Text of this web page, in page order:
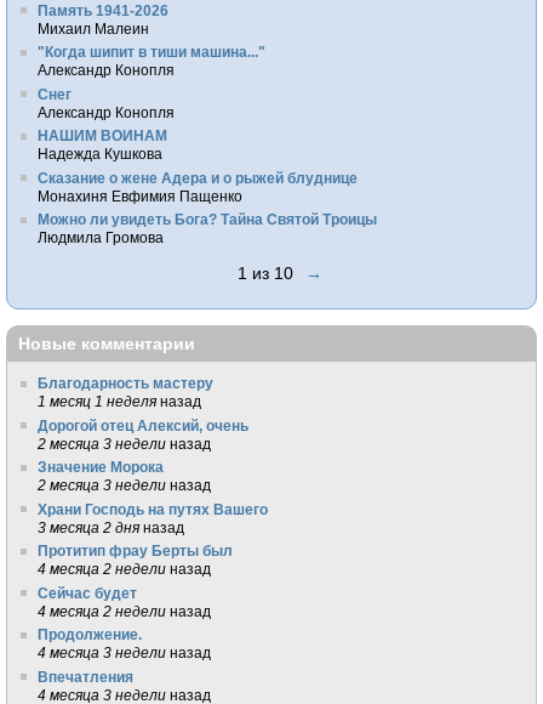
Память 1941-2026
Михаил Малеин
"Когда шипит в тиши машина..."
Александр Конопля
Снег
Александр Конопля
НАШИМ ВОИНАМ
Надежда Кушкова
Сказание о жене Адера и о рыжей блуднице
Монахиня Евфимия Пащенко
Можно ли увидеть Бога? Тайна Святой Троицы
Людмила Громова
1 из 10 →
Новые комментарии
Благодарность мастеру
1 месяц 1 неделя назад
Дорогой отец Алексий, очень
2 месяца 3 недели назад
Значение Морока
2 месяца 3 недели назад
Храни Господь на путях Вашего
3 месяца 2 дня назад
Протитип фрау Берты был
4 месяца 2 недели назад
Сейчас будет
4 месяца 2 недели назад
Продолжение.
4 месяца 3 недели назад
Впечатления
4 месяца 3 недели назад